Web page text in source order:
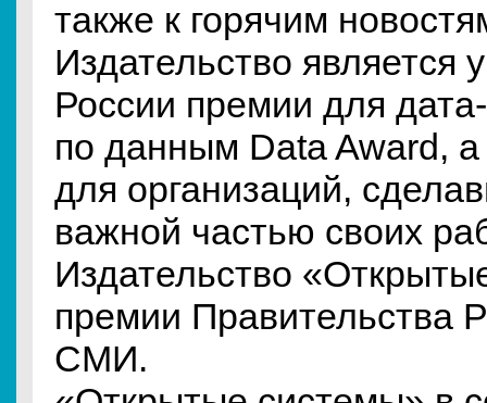
также к горячим
Издательство является
России премии для
по данным Data Award,
для организаций,
важной частью своих
Издательство
премии Правительства
СМИ.